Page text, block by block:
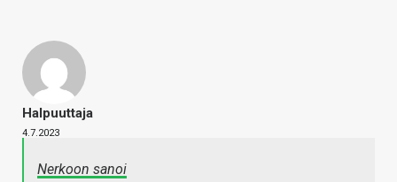
Halpuuttaja
4.7.2023
Nerkoon sanoi